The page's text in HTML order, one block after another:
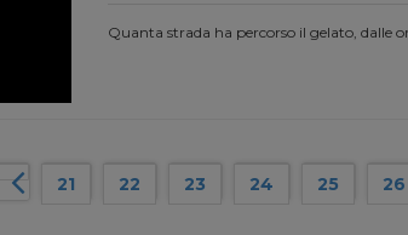
Quanta strada ha percorso il gelato, dalle
21 22 23 24 25 26